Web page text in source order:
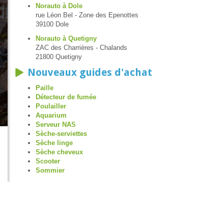
Norauto à Dole
rue Léon Bel - Zone des Epenottes
39100 Dole
Norauto à Quetigny
ZAC des Charrières - Chalands
21800 Quetigny
Nouveaux guides d'achat
Paille
Détecteur de fumée
Poulailler
Aquarium
Serveur NAS
Sèche-serviettes
Sèche linge
Sèche cheveux
Scooter
Sommier